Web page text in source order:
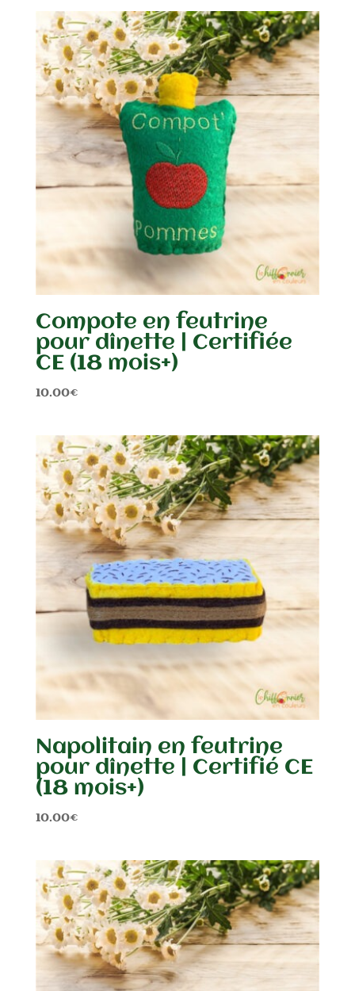
Compote en feutrine
pour dînette | Certifiée
CE (18 mois+)
10.00€
Napolitain en feutrine
pour dînette | Certifié CE
(18 mois+)
10.00€